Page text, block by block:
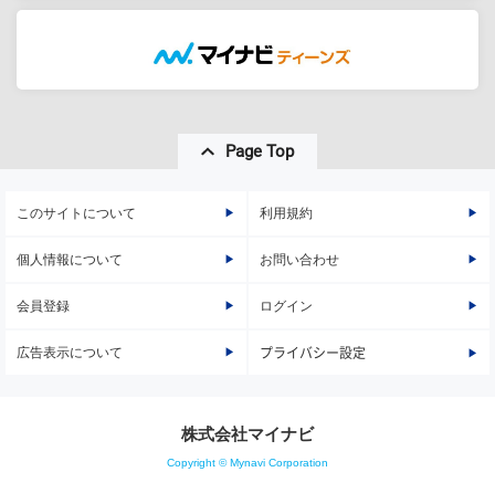
Page Top
このサイトについて 利用規約
個人情報について お問い合わせ
会員登録 ログイン
広告表示について プライバシー設定
株式会社マイナビ
Copyright © Mynavi Corporation